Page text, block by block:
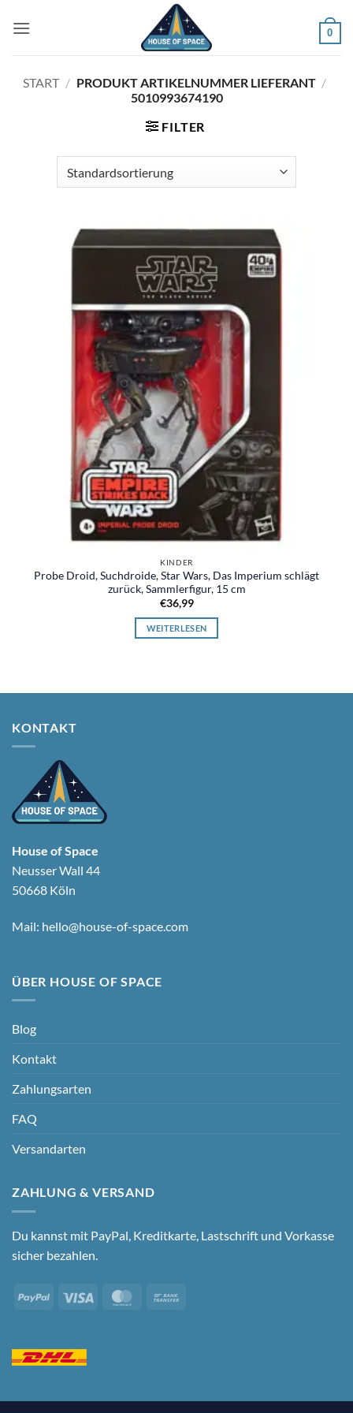
Inhalt
0
START / PRODUKT ARTIKELNUMMER LIEFERANT /
5010993674190
FILTER
KINDER
Probe Droid, Suchdroide, Star Wars, Das Imperium schlägt
zurück, Sammlerfigur, 15 cm
€36,99
WEITERLESEN
KONTAKT
House of Space
Neusser Wall 44
50668 Köln
Mail: hello@house-of-space.com
ÜBER HOUSE OF SPACE
Blog
Kontakt
Zahlungsarten
FAQ
Versandarten
ZAHLUNG & VERSAND
Du kannst mit PayPal, Kreditkarte, Lastschrift und Vorkasse
sicher bezahlen.
PayPal Visa MasterCard